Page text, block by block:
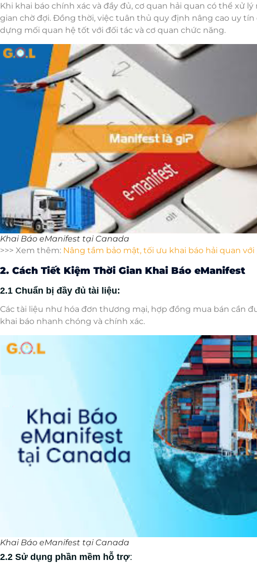
Khi khai báo chính xác và đầy đủ, cơ quan hải quan có thể xử
gian chờ đợi. Đồng thời, việc tuân thủ quy định nâng cao uy
dựng mối quan hệ tốt với đối tác và cơ quan chức năng.
Khai Báo eManifest tại Canada
>>> Xem thêm: Nâng tầm bảo mật, tối ưu khai báo hải quan với
2. Cách Tiết Kiệm Thời Gian Khai Báo eManifest
2.1 Chuẩn bị đầy đủ tài liệu:
Các tài liệu như hóa đơn thương mại, hợp đồng mua bán cần
khai báo nhanh chóng và chính xác.
Khai Báo eManifest tại Canada
2.2 Sử dụng phần mềm hỗ trợ: